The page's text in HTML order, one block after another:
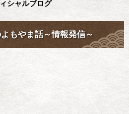
シャルブログ
もやま話～情報発信～